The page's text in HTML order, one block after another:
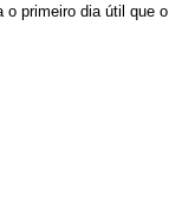
primeiro dia útil que o